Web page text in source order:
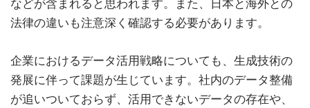
などが含まれると思われます。また、日本と海外との
法律の違いも注意深く確認する必要があります。
企業におけるデータ活用戦略についても、生成技術の
発展に伴って課題が生じています。社内のデータ整備
が追いついておらず、活用できないデータの存在や、